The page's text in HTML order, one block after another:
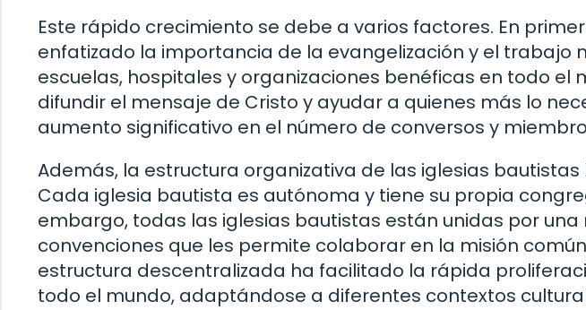
Este rápido crecimiento se debe a varios factores. En
enfatizado la importancia de la evangelización y el trabajo
escuelas, hospitales y organizaciones benéficas en todo el
difundir el mensaje de Cristo y ayudar a quienes más lo
aumento significativo en el número de conversos y
Además, la estructura organizativa de las iglesias
Cada iglesia bautista es autónoma y tiene su propia
embargo, todas las iglesias bautistas están unidas por una
convenciones que les permite colaborar en la misión
estructura descentralizada ha facilitado la rápida
todo el mundo, adaptándose a diferentes contextos